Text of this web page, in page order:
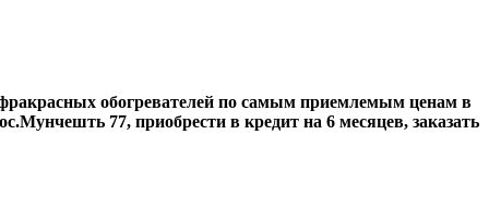
обогревателей по самым приемлемым ценам в
77, приобрести в кредит на 6 месяцев, заказать